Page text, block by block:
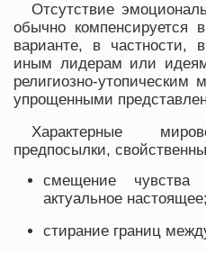
Отсутствие
обычно компенсируется
варианте, в частности,
иным лидерам или
религиозно-
упрощенными
Характерные
предпосылки,
смещение
актуальное
стирание границ